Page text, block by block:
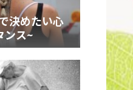
決めたい心
ンス~